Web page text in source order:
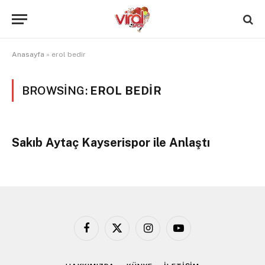
Anasayfa » erol bedir
BROWSING: EROL BEDIR
Sakıb Aytaç Kayserispor ile Anlaştı
Facebook
X
InstagramYouTube